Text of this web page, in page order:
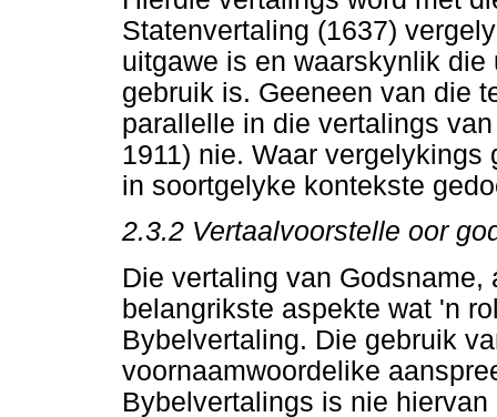
Statenvertaling (1637)
uitgawe is en waarskynlik
gebruik is. Geeneen van die
parallelle in die vertalings
1911) nie. Waar
in soortgelyke kontekste
2.3.2 Vertaalvoorstelle oor
Die vertaling van
belangrikste aspekte wat 'n
Bybelvertaling. Die gebruik
voornaamwoordelike
Bybelvertalings is nie